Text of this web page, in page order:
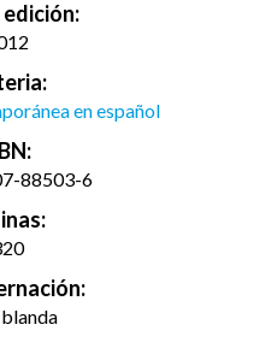
en español
88503-6